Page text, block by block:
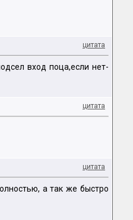
цитата
вход поца,если нет-
цитата
цитата
а так же быстро